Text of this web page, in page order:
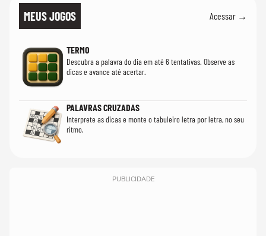
MEUS JOGOS Acessar →
TERMO
Descubra a palavra do dia em até 6 tentativas. Observe as
dicas e avance até acertar.
PALAVRAS CRUZADAS
Interprete as dicas e monte o tabuleiro letra por letra, no seu
ritmo.
PUBLICIDADE